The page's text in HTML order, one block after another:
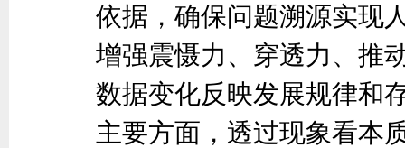
依据，确保问题溯源实现
增强震慑力、穿透力、推
数据变化反映发展规律和
主要方面，透过现象看本